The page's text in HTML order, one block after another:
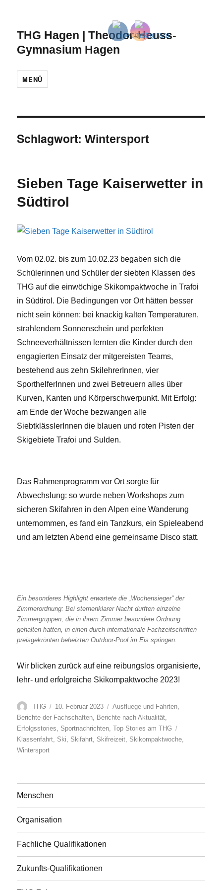
THG Hagen | Theodor-Heuss-
Gymnasium Hagen
MENÜ
Schlagwort:Wintersport
Sieben Tage Kaiserwetter in
Südtirol
Vom 02.02. bis zum 10.02.23 begaben sich die
Schülerinnen und Schüler der siebten Klassen des
THG auf die einwöchige Skikompaktwoche in Trafoi
in Südtirol. Die Bedingungen vor Ort hätten besser
nicht sein können: bei knackig kalten Temperaturen,
strahlendem Sonnenschein und perfekten
Schneeverhältnissen lernten die Kinder durch den
engagierten Einsatz der mitgereisten Teams,
bestehend aus zehn SkilehrerInnen, vier
SporthelferInnen und zwei Betreuern alles über
Kurven, Kanten und Körperschwerpunkt. Mit Erfolg:
am Ende der Woche bezwangen alle
SiebtklässlerInnen die blauen und roten Pisten der
Skigebiete Trafoi und Sulden.
Das Rahmenprogramm vor Ort sorgte für
Abwechslung: so wurde neben Workshops zum
sicheren Skifahren in den Alpen eine Wanderung
unternommen, es fand ein Tanzkurs, ein Spieleabend
und am letzten Abend eine gemeinsame Disco statt.
Ein besonderes Highlight erwartete die „Wochensieger“ der
Zimmerordnung: Bei sternenklarer Nacht durften einzelne
Zimmergruppen, die in ihrem Zimmer besondere Ordnung
gehalten hatten, in einen durch internationale Fachzeitschriften
preisgekrönten beheizten Outdoor-Pool im Eis springen.
Wir blicken zurück auf eine reibungslos organisierte,
lehr- und erfolgreiche Skikompaktwoche 2023!
Autor
THG
Veröffentlicht
am
10. Februar 2023 Kategorien
Ausfluege und Fahrten
Berichte der Fachschaften Berichte nach Aktualität
Erfolgsstories
Sportnachrichten ,Top Stories am THG
Klassenfahrt Ski Skifahrt Skifreizeit Skikompaktwoche
Wintersport
Menschen
Organisation
Fachliche Qualifikationen
Zukunfts-Qualifikationen